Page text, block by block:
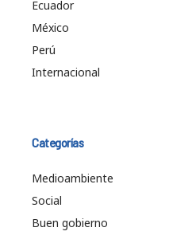
Ecuador
México
Perú
Internacional
Categorías
Medioambiente
Social
Buen gobierno